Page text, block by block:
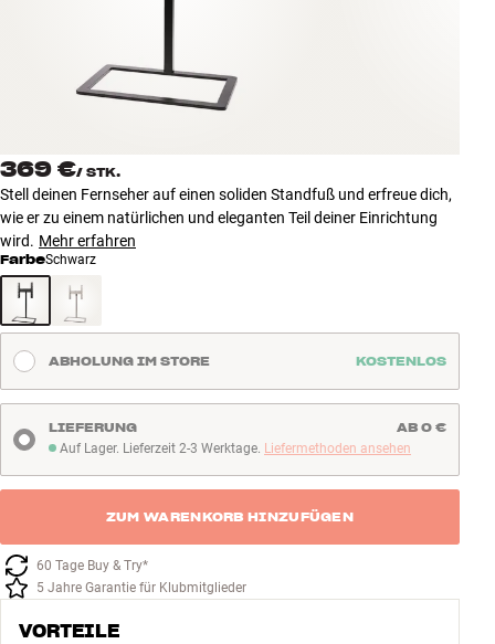
INSPIRATION
NEUHEITEN
ANGEBOTE
Store Finden
Kundendienst
Kundendienst
Bauen mit Klang
369 €/ STK.
Stell deinen Fernseher auf einen soliden Standfuß und erfreue dich,
wie er zu einem natürlichen und eleganten Teil deiner Einrichtung
wird. Mehr erfahren
FarbeSchwarz
ABHOLUNG IM STORE KOSTENLOS
Auf Lager. Lieferzeit 2-3 Werktage
Auf Lager. Lieferzeit 2-3 Werktage. Liefermethoden ansehen
LIEFERUNG AB 0 €
ZUM WARENKORB HINZUFÜGEN
60 Tage Buy & Try*
5 Jahre Garantie für Klubmitglieder
VORTEILE